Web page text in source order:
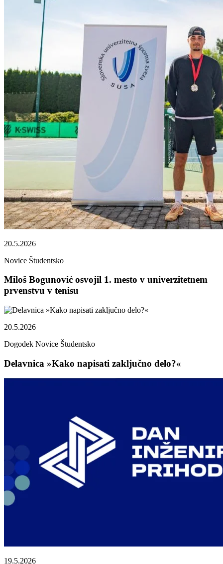
20.5.2026
Novice Študentsko
Miloš Bogunović osvojil 1. mesto v univerzitetnem
prvenstvu v tenisu
20.5.2026
Dogodek Novice Študentsko
Delavnica »Kako napisati zaključno delo?«
19.5.2026